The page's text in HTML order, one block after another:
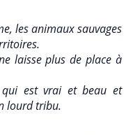
les animaux sauvages
laisse plus de place à
est vrai et beau et
lourd tribu.